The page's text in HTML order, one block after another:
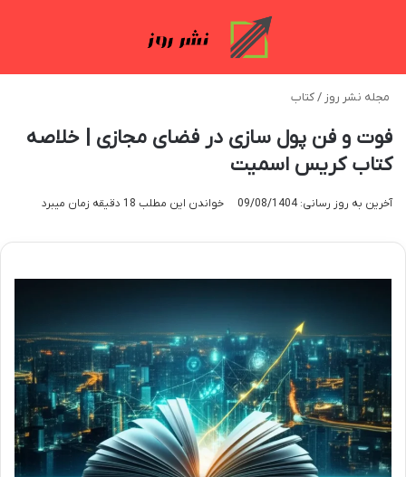
مجله نشر روز /کتاب
فوت و فن پول سازی در فضای مجازی | خلاصه
کتاب کریس اسمیت
آخرین به روز رسانی: 09/08/1404 خواندن این مطلب 18 دقیقه زمان میبرد